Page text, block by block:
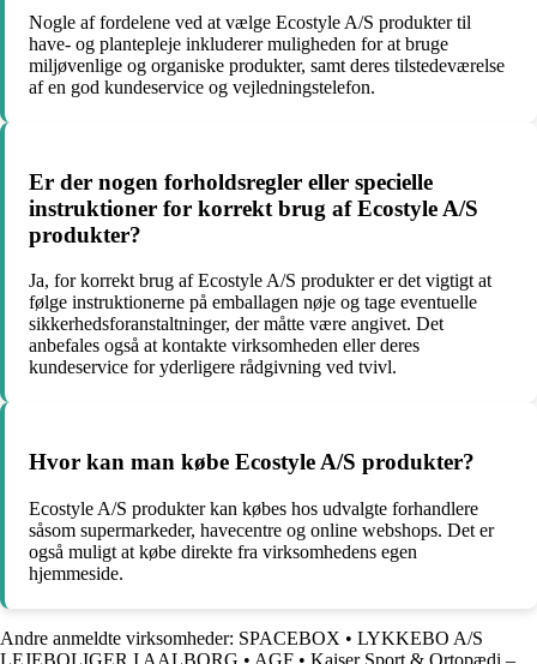
Nogle af fordelene ved at vælge Ecostyle A/S produkter til
have- og plantepleje inkluderer muligheden for at bruge
miljøvenlige og organiske produkter, samt deres tilstedeværelse
af en god kundeservice og vejledningstelefon.
Er der nogen forholdsregler eller specielle
instruktioner for korrekt brug af Ecostyle A/S
produkter?
Ja, for korrekt brug af Ecostyle A/S produkter er det vigtigt at
følge instruktionerne på emballagen nøje og tage eventuelle
sikkerhedsforanstaltninger, der måtte være angivet. Det
anbefales også at kontakte virksomheden eller deres
kundeservice for yderligere rådgivning ved tvivl.
Hvor kan man købe Ecostyle A/S produkter?
Ecostyle A/S produkter kan købes hos udvalgte forhandlere
såsom supermarkeder, havecentre og online webshops. Det er
også muligt at købe direkte fra virksomhedens egen
hjemmeside.
Andre anmeldte virksomheder: SPACEBOX • LYKKEBO A/S
LEJEBOLIGER I AALBORG • AGF • Kaiser Sport & Ortopædi –